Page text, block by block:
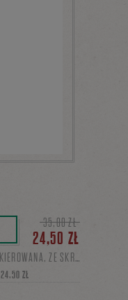
35,00 ZŁ
24,50 ZŁ
WYDANIE II・OKŁADKA MIĘKKA, LAKIEROWANA, ZE SKRZYDEŁKAMI
24,50 ZŁ